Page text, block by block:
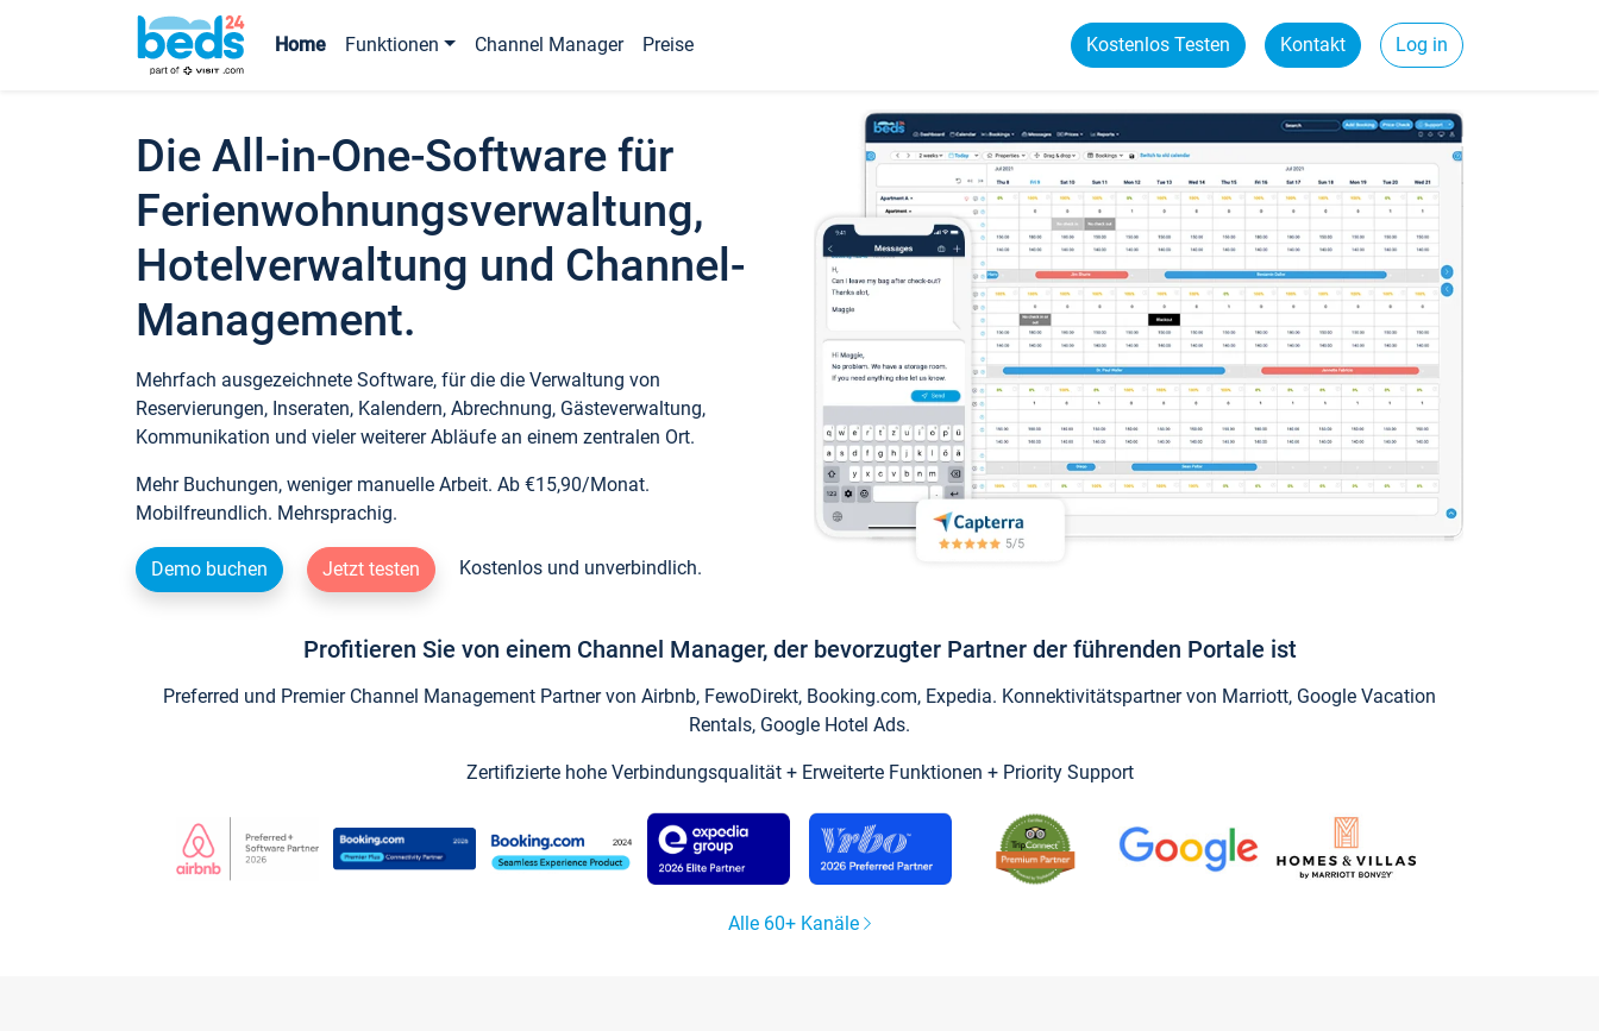
Home Funktionen Channel Manager Preise Kostenlos Testen Kontakt Log in
Die All-in-One-Software für
Ferienwohnungsverwaltung,
Hotelverwaltung und Channel-
Management.
Mehrfach ausgezeichnete Software, für die die Verwaltung von
Reservierungen, Inseraten, Kalendern, Abrechnung, Gästeverwaltung,
Kommunikation und vieler weiterer Abläufe an einem zentralen Ort.
Mehr Buchungen, weniger manuelle Arbeit. Ab €15,90/Monat.
Mobilfreundlich. Mehrsprachig.
Demo buchen Jetzt testen Kostenlos und unverbindlich.
Profitieren Sie von einem Channel Manager, der bevorzugter Partner der führenden Portale ist
Preferred und Premier Channel Management Partner von Airbnb, FewoDirekt, Booking.com, Expedia. Konnektivitätspartner von Marriott, Google Vacation
Rentals, Google Hotel Ads.
Zertifizierte hohe Verbindungsqualität + Erweiterte Funktionen + Priority Support
Alle 60+ Kanäle